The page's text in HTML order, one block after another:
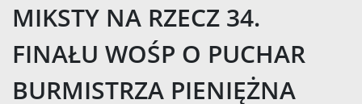
MIKSTY NA RZECZ 34.
FINAŁU WOŚP O PUCHAR
BURMISTRZA PIENIĘŻNA